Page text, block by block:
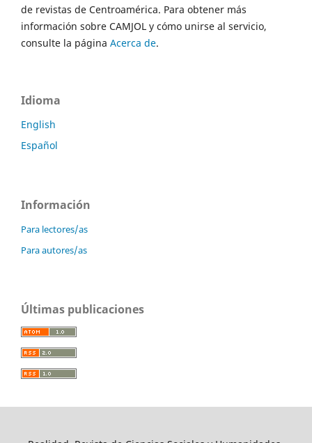
de revistas de Centroamérica. Para obtener más
información sobre CAMJOL y cómo unirse al servicio,
consulte la página Acerca de.
Idioma
English
Español
Información
Para lectores/as
Para autores/as
Últimas publicaciones